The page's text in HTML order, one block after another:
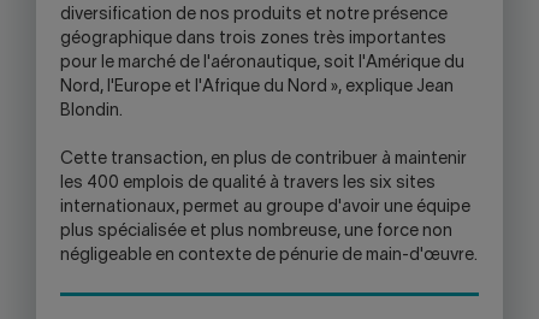
diversification de nos produits et notre présence
géographique dans trois zones très importantes
pour le marché de l'aéronautique, soit l'Amérique du
Nord, l'Europe et l'Afrique du Nord », explique Jean
Blondin.
Cette transaction, en plus de contribuer à maintenir
les 400 emplois de qualité à travers les six sites
internationaux, permet au groupe d'avoir une équipe
plus spécialisée et plus nombreuse, une force non
négligeable en contexte de pénurie de main-d'œuvre.